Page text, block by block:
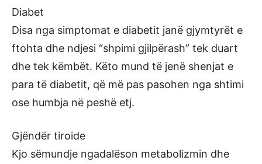
Diabet
Disa nga simptomat e diabetit janë gjymtyrët e
ftohta dhe ndjesi “shpimi gjilpërash” tek duart
dhe tek këmbët. Këto mund të jenë shenjat e
para të diabetit, që më pas pasohen nga shtimi
ose humbja në peshë etj.
Gjëndër tiroide
Kjo sëmundje ngadalëson metabolizmin dhe